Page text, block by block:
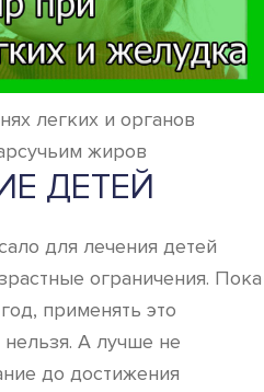
легких и органов
жиров
ДЕТЕЙ
для лечения детей
ограничения. Пока
применять это
нельзя. А лучше не
до достижения